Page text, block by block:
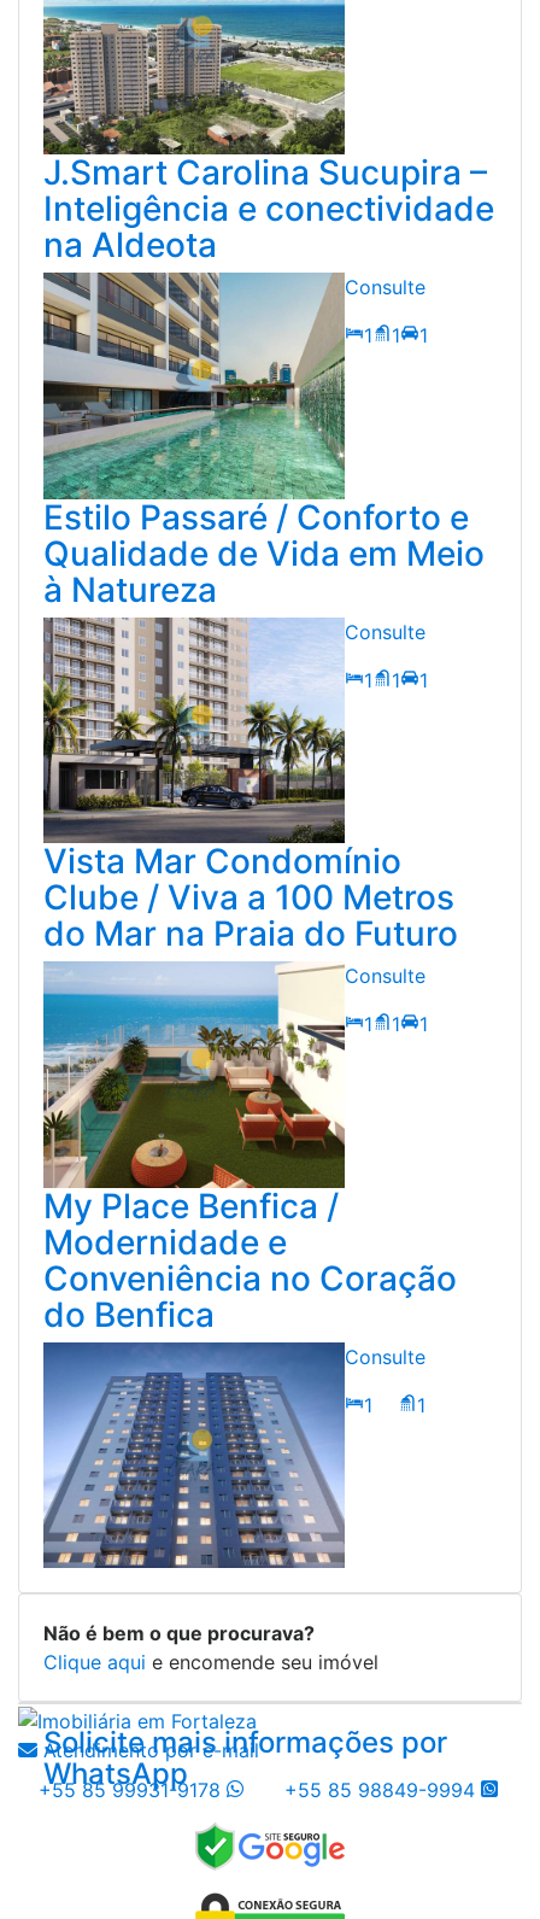
J.Smart Carolina Sucupira –
Inteligência e conectividade
na Aldeota
Consulte
1
1 1
Estilo Passaré / Conforto e
Qualidade de Vida em Meio
à Natureza
Consulte
1
1 1
Vista Mar Condomínio
Clube / Viva a 100 Metros
do Mar na Praia do Futuro
Consulte
1
1 1
My Place Benfica /
Modernidade e
Conveniência no Coração
do Benfica
Consulte
1
1
Não é bem o que procurava?
Clique aqui e encomende seu imóvel
Solicite mais informações por
WhatsApp
Atendimento por e-mail
+55 85 99931-9178
+55 85 98849-9994